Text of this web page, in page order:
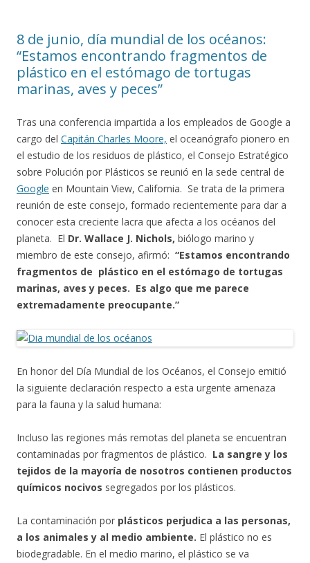
8 de junio, día mundial de los océanos:
“Estamos encontrando fragmentos de
plástico en el estómago de tortugas
marinas, aves y peces”
Tras una conferencia impartida a los empleados de Google a
cargo del Capitán Charles Moore, el oceanógrafo pionero en
el estudio de los residuos de plástico, el Consejo Estratégico
sobre Polución por Plásticos se reunió en la sede central de
Google en Mountain View, California. Se trata de la primera
reunión de este consejo, formado recientemente para dar a
conocer esta creciente lacra que afecta a los océanos del
planeta. El Dr. Wallace J. Nichols, biólogo marino y
miembro de este consejo, afirmó: “Estamos encontrando
fragmentos de plástico en el estómago de tortugas
marinas, aves y peces. Es algo que me parece
extremadamente preocupante.”
En honor del Día Mundial de los Océanos, el Consejo emitió
la siguiente declaración respecto a esta urgente amenaza
para la fauna y la salud humana:
Incluso las regiones más remotas del planeta se encuentran
contaminadas por fragmentos de plástico. La sangre y los
tejidos de la mayoría de nosotros contienen productos
químicos nocivos segregados por los plásticos.
La contaminación por plásticos perjudica a las personas,
a los animales y al medio ambiente. El plástico no es
biodegradable. En el medio marino, el plástico se va